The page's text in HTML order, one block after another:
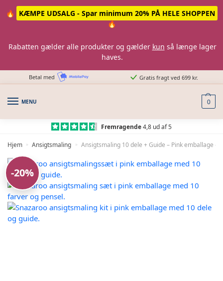
🔥
KÆMPE UDSALG - Spar minimum 20% PÅ HELE SHOPPEN
🔥
Rabatten gælder alle produkter og gælder kun så længe lager
haves.
Betal med Gratis fragt ved 699 kr.
MENU 0
Fremragende4,8 ud af 5
Hjem » Ansigtsmaling » Ansigtsmaling 10 dele + Guide – Pink emballage –
-20%